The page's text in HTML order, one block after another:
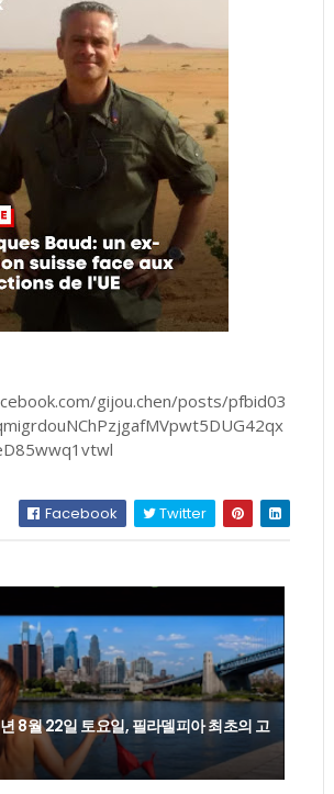
gijou.chen/posts/pfbid03
Facebook Twitter
8월 22일 토요일, 필라델피아 최초의 고